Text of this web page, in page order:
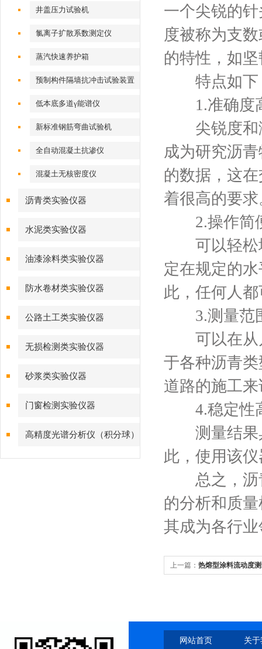
一个尖锐的
度被称为支
的特性，如
特点如下
1.准确度
尖锐度和测
成为研究沥
的数据，这
着很高的要求
2.操作简
可以轻松地
定在规定的
此，任何人
3.测量范
可以在从几
于各种沥青
道路的施工
4.稳定性
测量结果具
此，使用该
总之，沥青
的分析和质
其成为各行
上一篇： 热熔型涂料流动度
井盖压力试验机
氯离子扩散系数测定仪
蒸汽快速养护箱
预制构件隔墙抗冲击试验装置
低本底多道γ能谱仪
新标准钢筋弯曲试验机
全自动混凝土抗渗仪
混凝土无核密度仪
沥青类实验仪器
水泥类实验仪器
油漆涂料类实验仪器
防水卷材类实验仪器
公路土工类实验仪器
无损检测类实验仪器
砂浆类实验仪器
门窗检测实验仪器
高精度光谱分析仪（积分球）
综合测试系统
网站首页 关